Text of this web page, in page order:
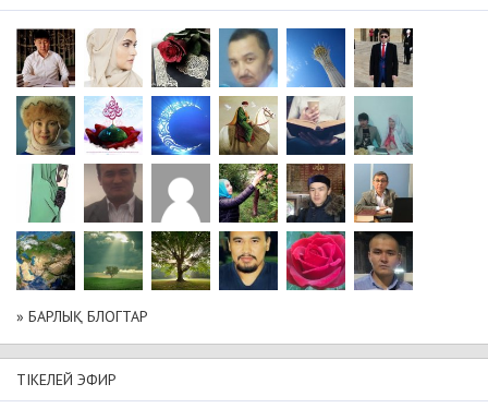
» БАРЛЫҚ БЛОГТАР
ТІКЕЛЕЙ ЭФИР